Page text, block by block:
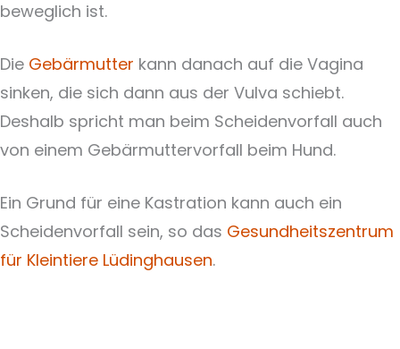
beweglich ist.
Die Gebärmutter kann danach auf die Vagina
sinken, die sich dann aus der Vulva schiebt.
Deshalb spricht man beim Scheidenvorfall auch
von einem Gebärmuttervorfall beim Hund.
Ein Grund für eine Kastration kann auch ein
Scheidenvorfall sein, so das Gesundheitszentrum
für Kleintiere Lüdinghausen.